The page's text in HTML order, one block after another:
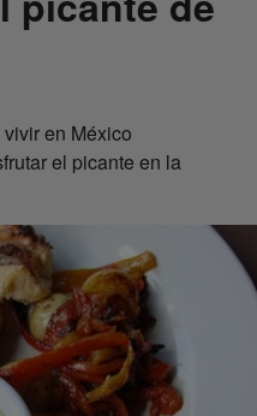
en México
el picante en la